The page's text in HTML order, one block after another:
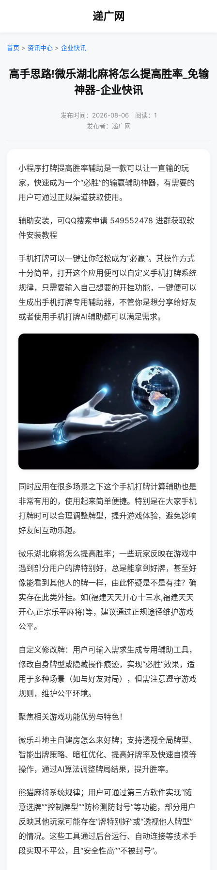
递广网
首页 > 资讯中心 > 企业快讯
高手思路!微乐湖北麻将怎么提高胜率_免输
神器-企业快讯
发布时间：2026-08-06｜阅读：1
发布者：递广网
小程序打牌提高胜率辅助是一款可以让一直输的玩
家，快速成为一个“必胜”的输赢辅助神器，有需要的
用户可通过正规渠道获取使用。
辅助安装，可QQ搜索申请 549552478 进群获取软
件安装教程
手机打牌可以一键让你轻松成为“必赢”。其操作方式
十分简单，打开这个应用便可以自定义手机打牌系统
规律，只需要输入自己想要的开挂功能，一键便可以
生成出手机打牌专用辅助器，不管你是想分享给好友
或者使用手机打牌AI辅助都可以满足需求。
同时应用在很多场景之下这个手机打牌计算辅助也是
非常有用的，使用起来简单便捷。特别是在大家手机
打牌时可以合理调整牌型，提升游戏体验，避免影响
好友间互动乐趣。
微乐湖北麻将怎么提高胜率；一些玩家反映在游戏中
遇到部分用户的牌特别好，总是能拿到好牌，甚至好
像能看到其他人的牌一样，由此怀疑是不是有挂？确
实存在此类外挂。如(福建天天开心十三水,福建天天
开心,正宗乐平麻将)等，建议通过正规途径维护游戏
公平。
自定义修改牌：用户可输入需求生成专用辅助工具，
修改自身牌型或隐藏操作痕迹，实现“必胜”效果，适
用于多种场景（如与好友对局），但需注意遵守游戏
规则，维护公平环境。
聚焦相关游戏功能优势与特色！
微乐斗地主自建房怎么来好牌；支持透视全局牌型、
智能出牌策略、暗杠优化、提高好牌率及快速自摸等
操作，通过AI算法调整牌局结果，提升胜率。
熊猫麻将系统规律；用户可通过第三方软件实现“随
意选牌”“控制牌型”“防检测防封号”等功能，部分用户
反映其他玩家可能存在“牌特别好”或“透视他人牌型”
的情况。这些工具通过后台运行、自动连接等技术手
段实现不平公，且“安全性高”“不被封号”。